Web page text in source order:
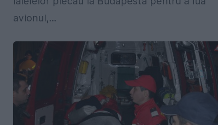
avionul,...